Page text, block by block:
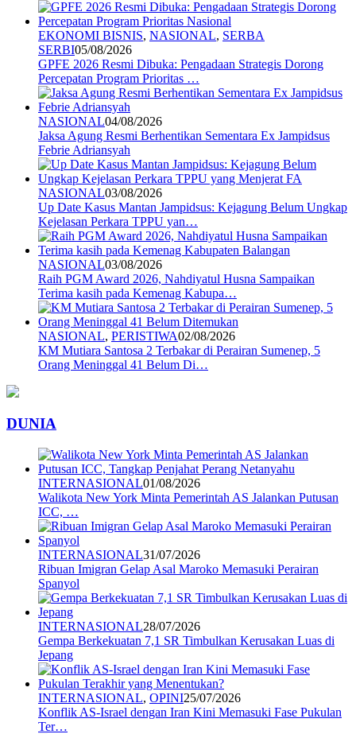
EKONOMI BISNIS, NASIONAL, SERBA
SERBI05/08/2026
GPFE 2026 Resmi Dibuka: Pengadaan Strategis Dorong
Percepatan Program Prioritas …
NASIONAL04/08/2026
Jaksa Agung Resmi Berhentikan Sementara Ex Jampidsus
Febrie Adriansyah
NASIONAL03/08/2026
Up Date Kasus Mantan Jampidsus: Kejagung Belum Ungkap
Kejelasan Perkara TPPU yan…
NASIONAL03/08/2026
Raih PGM Award 2026, Nahdiyatul Husna Sampaikan
Terima kasih pada Kemenag Kabupa…
NASIONAL, PERISTIWA02/08/2026
KM Mutiara Santosa 2 Terbakar di Perairan Sumenep, 5
Orang Meninggal 41 Belum Di…
DUNIA
INTERNASIONAL01/08/2026
Walikota New York Minta Pemerintah AS Jalankan Putusan
ICC, …
INTERNASIONAL31/07/2026
Ribuan Imigran Gelap Asal Maroko Memasuki Perairan
Spanyol
INTERNASIONAL28/07/2026
Gempa Berkekuatan 7,1 SR Timbulkan Kerusakan Luas di
Jepang
INTERNASIONAL, OPINI25/07/2026
Konflik AS-Israel dengan Iran Kini Memasuki Fase Pukulan
Ter…